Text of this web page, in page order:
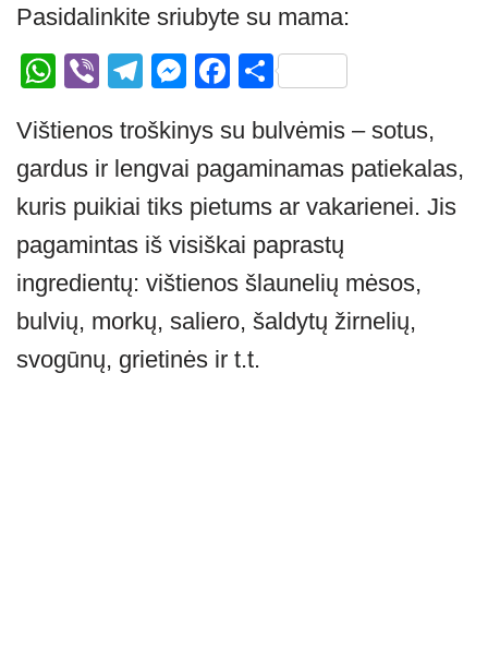
Pasidalinkite sriubyte su mama:
W
at
s
A
p
p
Vi
er
T
e
gr
a
m
M
ss
e
n
g
er
F
c
e
b
o
o
k
S
ar
e
Vištienos troškinys su bulvėmis – sotus,
gardus ir lengvai pagaminamas patiekalas,
kuris puikiai tiks pietums ar vakarienei. Jis
pagamintas iš visiškai paprastų
ingredientų: vištienos šlaunelių mėsos,
bulvių, morkų, saliero, šaldytų žirnelių,
svogūnų, grietinės ir t.t.